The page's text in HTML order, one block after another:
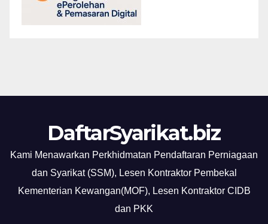
DaftarSyarikat.biz
Kami Menawarkan Perkhidmatan Pendaftaran Perniagaan
dan Syarikat (SSM), Lesen Kontraktor Pembekal
Kementerian Kewangan(MOF), Lesen Kontraktor CIDB
dan PKK